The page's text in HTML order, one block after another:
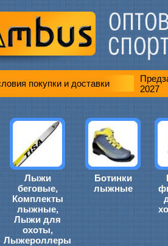
покупки и доставки
2027
Лыжи
беговые,
Комплекты
лыжные,
Лыжи для
охоты,
Лыжероллеры
Ботинки
лыжные